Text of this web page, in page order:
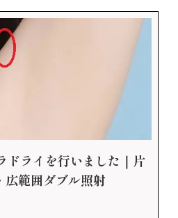
ドライを行いました｜片
広範囲ダブル照射